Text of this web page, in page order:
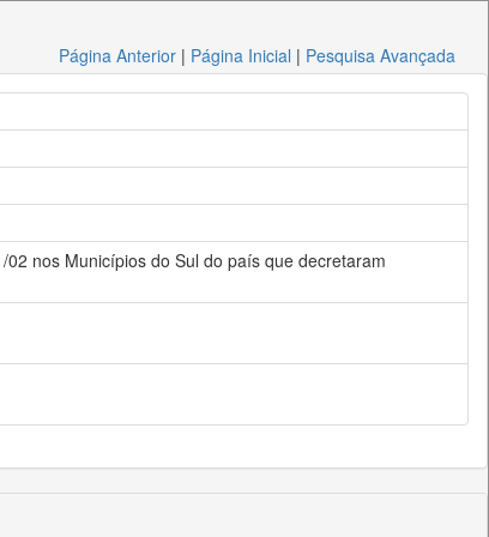
Página Anterior | Página Inicial | Pesquisa Avançada
nos Municípios do Sul do país que decretaram